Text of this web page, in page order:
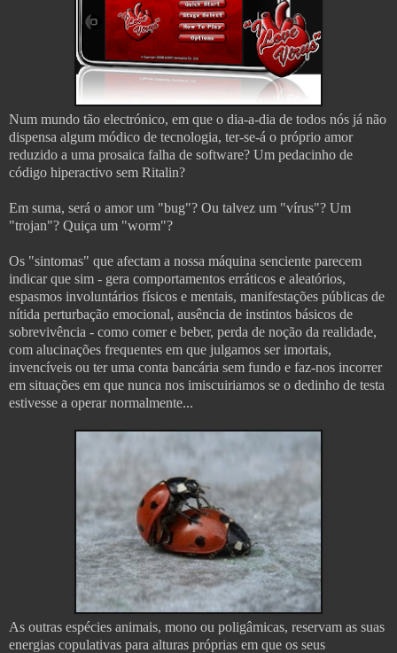
Num mundo tão electrónico, em que o dia-a-dia de todos nós já não
dispensa algum módico de tecnologia, ter-se-á o próprio amor
reduzido a uma prosaica falha de software? Um pedacinho de
código hiperactivo sem Ritalin?
Em suma, será o amor um "bug"? Ou talvez um "vírus"? Um
"trojan"? Quiça um "worm"?
Os "sintomas" que afectam a nossa máquina senciente parecem
indicar que sim - gera comportamentos erráticos e aleatórios,
espasmos involuntários físicos e mentais, manifestações públicas de
nítida perturbação emocional, ausência de instintos básicos de
sobrevivência - como comer e beber, perda de noção da realidade,
com alucinações frequentes em que julgamos ser imortais,
invencíveis ou ter uma conta bancária sem fundo e faz-nos incorrer
em situações em que nunca nos imiscuiriamos se o dedinho de testa
estivesse a operar normalmente...
As outras espécies animais, mono ou poligâmicas, reservam as suas
energias copulativas para alturas próprias em que os seus